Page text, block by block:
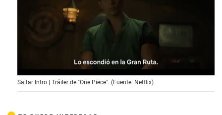
0
o
f
Saltar Intro | Tráiler de "One Piece". (Fuente: Netflix)